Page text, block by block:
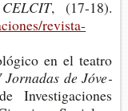
, (17-18).
revista-
en el tea­tro
Jor­na­das de Jóve­
Inves­ti­ga­cio­nes